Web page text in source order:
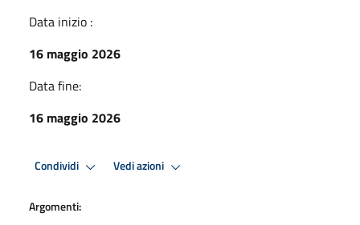
Data inizio :
16 maggio 2026
Data fine:
16 maggio 2026
Condividi Vedi azioni
Argomenti: